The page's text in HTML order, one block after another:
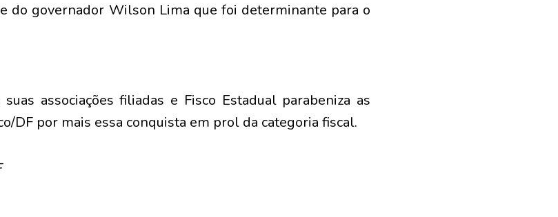
do governador Wilson Lima que foi determinante para o
associações filiadas e Fisco Estadual parabeniza as
DF por mais essa conquista em prol da categoria fiscal.